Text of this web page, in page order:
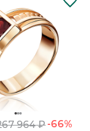
964₽-66%